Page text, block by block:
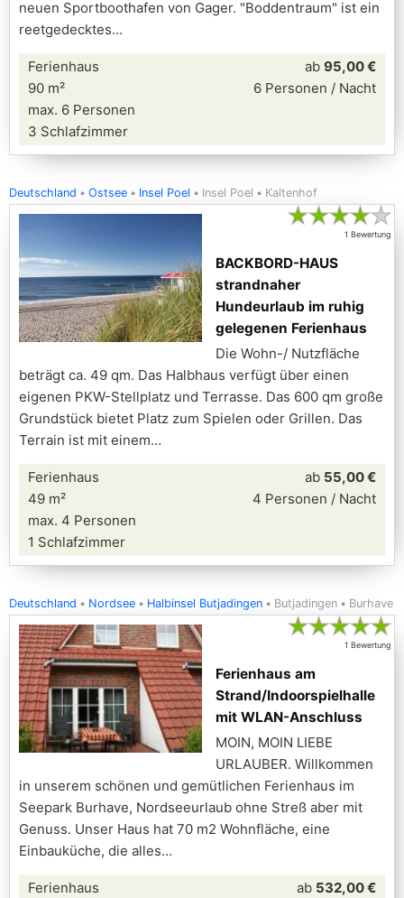
neuen Sportboothafen von Gager. "Boddentraum" ist ein
reetgedecktes
Ferienhaus
90 m²
max. 6 Personen
3 Schlafzimmer
ab 95,00 €
6 Personen / Nacht
Deutschland Ostsee Insel Poel Insel Poel Kaltenhof
★★★★★
1 Bewertung
BACKBORD-HAUS
strandnaher
Hundeurlaub im ruhig
gelegenen Ferienhaus
Die Wohn-/ Nutzfläche
beträgt ca. 49 qm. Das Halbhaus verfügt über einen
eigenen PKW-Stellplatz und Terrasse. Das 600 qm große
Grundstück bietet Platz zum Spielen oder Grillen. Das
Terrain ist mit einem
Ferienhaus
49 m²
max. 4 Personen
1 Schlafzimmer
ab 55,00 €
4 Personen / Nacht
Deutschland Nordsee Halbinsel Butjadingen Butjadingen Burhave
★★★★★
1 Bewertung
Ferienhaus am
Strand/Indoorspielhalle
mit WLAN-Anschluss
MOIN, MOIN LIEBE
URLAUBER. Willkommen
in unserem schönen und gemütlichen Ferienhaus im
Seepark Burhave, Nordseeurlaub ohne Streß aber mit
Genuss. Unser Haus hat 70 m2 Wohnfläche, eine
Einbauküche, die alles
Ferienhaus
ab 532,00 €